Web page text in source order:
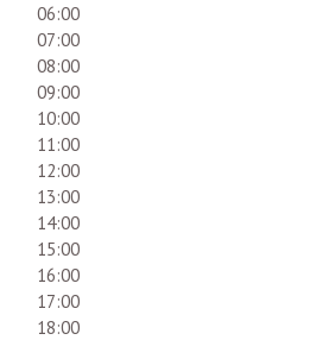
06:00
07:00
08:00
09:00
10:00
11:00
12:00
13:00
14:00
15:00
16:00
17:00
18:00